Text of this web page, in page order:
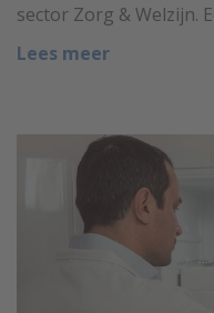
sector Zorg & Welzijn.
Lees meer